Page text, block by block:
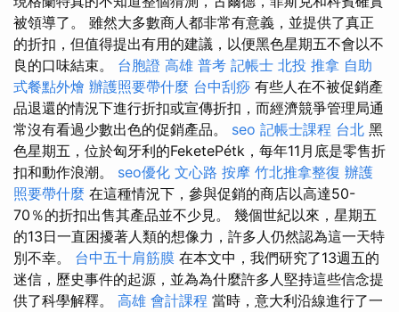
被領導了。 雖然大多數商人都非常有意義，並提供了真正
的折扣，但值得提出有用的建議，以便黑色星期五不會以不
良的口味結束。 台胞證 高雄 普考 記帳士 北投 推拿 自助
式餐點外燴 辦護照要帶什麼 台中刮痧 有些人在不被促銷產
品退還的情況下進行折扣或宣傳折扣，而經濟競爭管理局通
常沒有看過少數出色的促銷產品。 seo 記帳士課程 台北 黑
色星期五，位於匈牙利的FeketePétk，每年11月底是零售折
扣和動作浪潮。 seo優化 文心路 按摩 竹北推拿整復 辦護
照要帶什麼 在這種情況下，參與促銷的商店以高達50-
70％的折扣出售其產品並不少見。 幾個世紀以來，星期五
的13日一直困擾著人類的想像力，許多人仍然認為這一天特
別不幸。 台中五十肩筋膜 在本文中，我們研究了13週五的
迷信，歷史事件的起源，並為為什麼許多人堅持這些信念提
供了科學解釋。 高雄 會計課程 當時，意大利沿線進行了一